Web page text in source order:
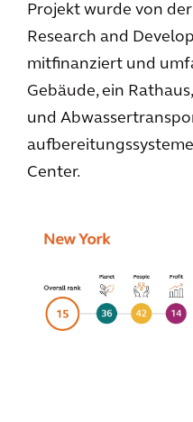
Projekt wurde von
Research and
mitfinanziert und
Gebäude, ein
und
Center.